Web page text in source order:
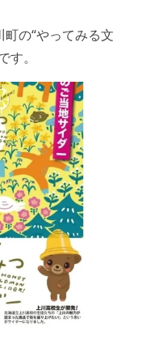
の“やってみる文
。